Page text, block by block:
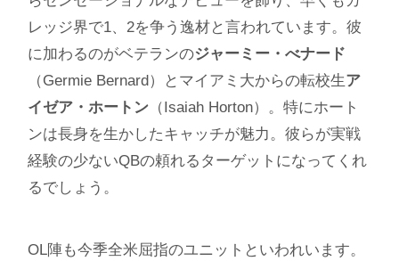
レッジ界で1、2を争う逸材と言われています。彼
に加わるのがベテランのジャーミー・べナード
（Germie Bernard）とマイアミ大からの転校生ア
イゼア・ホートン （Isaiah Horton）。特にホート
ンは長身を生かしたキャッチが魅力。彼らが実戦
経験の少ないQBの頼れるターゲットになってくれ
るでしょう。
OL陣も今季全米屈指のユニットといわれいます。